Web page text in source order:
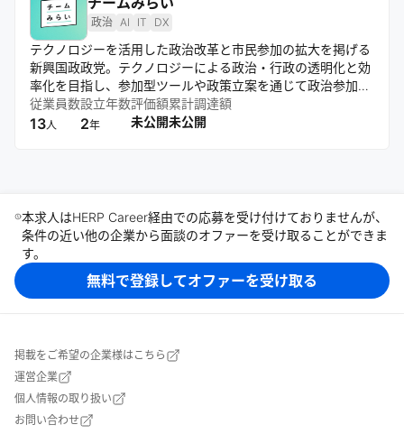
政治 AI IT DX
テクノロジーを活用した政治改革と市民参加の拡大を掲げる
新興国政政党。テクノロジーによる政治・行政の透明化と効
率化を目指し、参加型ツールや政策立案を通じて政治参加の
敷居を下げ、現場視点の実行力ある改革を追求する。
従業員数
13人
設立年数
2年
評価額
未公開
累計調達額
未公開
本求人はHERP Career経由での応募を受け付けておりませんが、
条件の近い他の企業から面談のオファーを受け取ることができま
す。
無料で登録してオファーを受け取る
掲載をご希望の企業様はこちら
運営企業
個人情報の取り扱い
お問い合わせ